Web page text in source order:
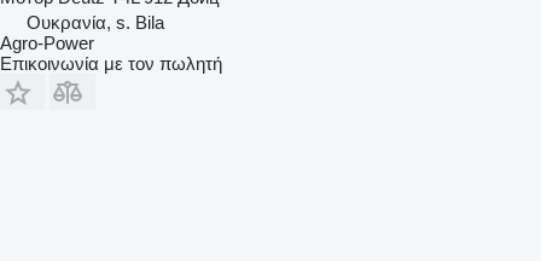
Ουκρανία, s. Bila
Agro-Power
Επικοινωνία με τον πωλητή